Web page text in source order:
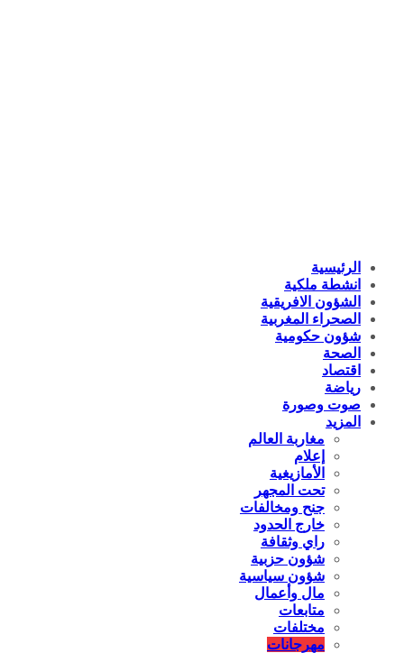
الرئيسية
انشطة ملكية
الشؤون الافريقية
الصحراء المغربية
شؤون حكومية
الصحة
اقتصاد
رياضة
صوت وصورة
المزيد
مغاربة العالم
إعلام
الأمازيغية
تحت المجهر
جنح ومخالفات
خارج الحدود
راي وثقافة
شؤون حزبية
شؤون سياسية
مال وأعمال
متابعات
مختلفات
مهرجانات